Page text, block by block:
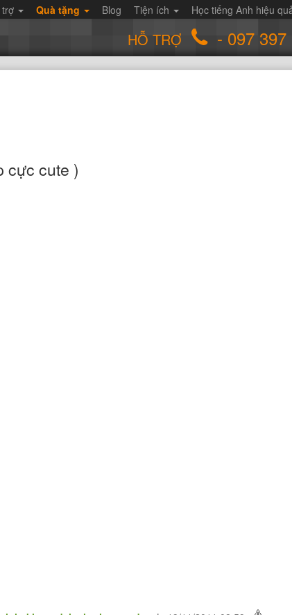
Quà tặng Blog Tiện ích Học tiếng Anh hiệu
HỖ TRỢ - 097 397
cực cute )